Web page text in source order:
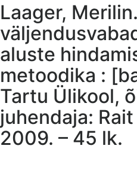
Laager,
aluste
metoodika :
Tartu Ülikool,
juhendaja:
2009. – 45 lk.